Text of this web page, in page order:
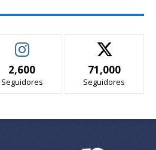
2,600
Seguidores
71,000
Seguidores